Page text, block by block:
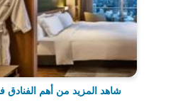
شاهد المزيد من أهم